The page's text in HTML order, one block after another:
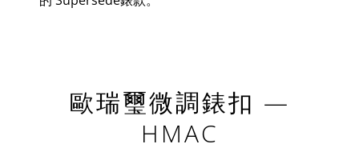
歐瑞璽微調錶扣 —
HMAC